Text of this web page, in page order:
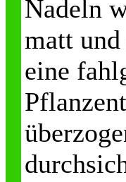
Nadeln
matt
eine